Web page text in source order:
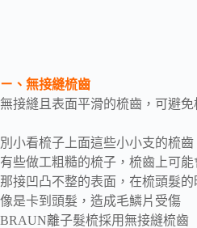
ㄧ、無接縫梳齒
無接縫且表面平滑的梳齒，可避
別小看梳子上面這些小小支的梳齒
有些做工粗糙的梳子，梳齒上可能
那接凹凸不整的表面，在梳頭髮
像是卡到頭髮，造成毛鱗片受傷
BRAUN離子髮梳採用無接縫梳齒